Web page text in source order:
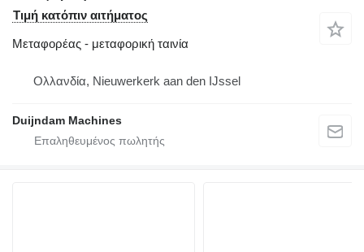
Τιμή κατόπιν αιτήματος
Μεταφορέας - μεταφορική ταινία
Ολλανδία, Nieuwerkerk aan den IJssel
Duijndam Machines